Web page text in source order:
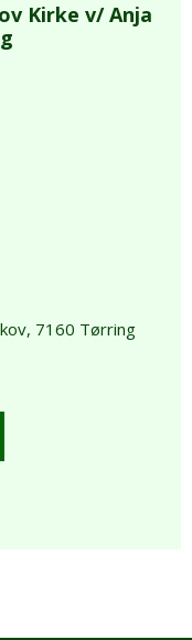
Kirke v/ Anja
7160 Tørring